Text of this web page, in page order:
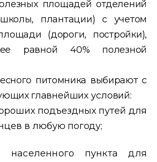
площадей отделений
школы, плантации) с учетом
(дороги, постройки),
равной 40% полезной
питомника выбирают с
главнейших условий:
подъездных путей для
в любую погоду;
населенного пункта для